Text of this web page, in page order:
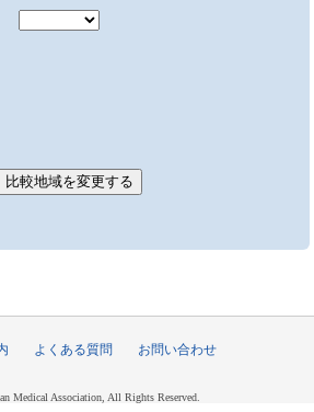
よくある質問 お問い合わせ
Medical Association, All Rights Reserved.